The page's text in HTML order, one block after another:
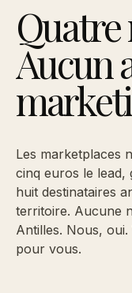
Quatre
Aucun
Les marketplaces
cinq euros le lead,
huit destinataires
territoire. Aucune
Antilles. Nous,
pour vous.